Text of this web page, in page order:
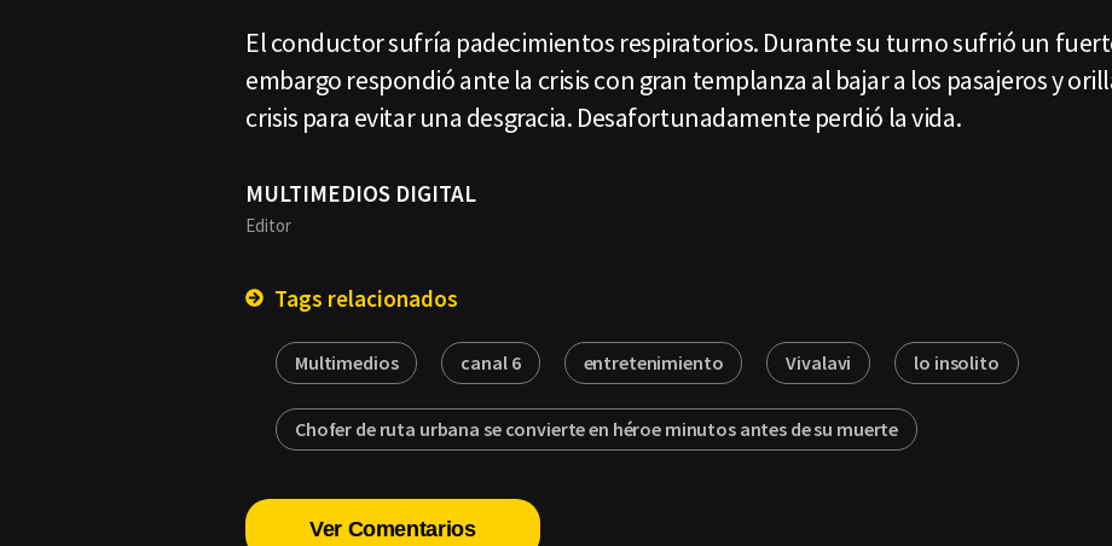
El conductor sufría padecimientos respiratorios. Durante su turno sufrió un
embargo respondió ante la crisis con gran templanza al bajar a los pasajeros y
crisis para evitar una desgracia. Desafortunadamente perdió la vida.
MULTIMEDIOS DIGITAL
Editor
Tags relacionados
Multimedios canal 6 entretenimiento Vivalavi lo insolito
Chofer de ruta urbana se convierte en héroe minutos antes de su muerte
Ver Comentarios